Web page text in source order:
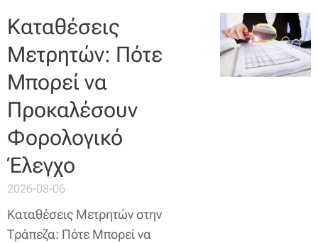
Καταθέσεις
Μετρητών: Πότε
Μπορεί να
Προκαλέσουν
Φορολογικό
Έλεγχο
2026-08-06
Καταθέσεις Μετρητών στην
Τράπεζα: Πότε Μπορεί να